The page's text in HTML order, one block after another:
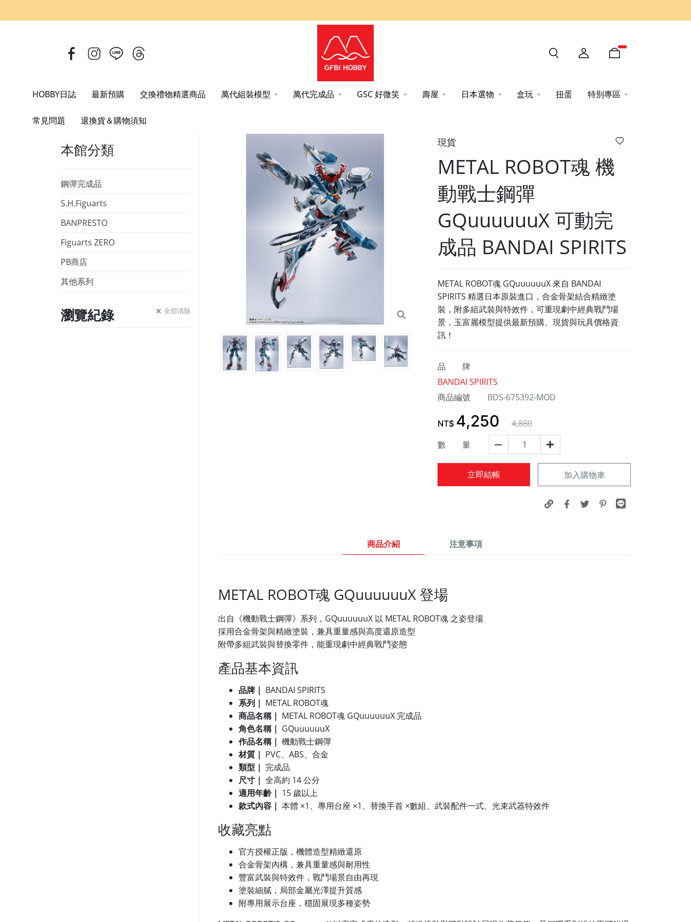
HOBBY日誌 最新預購 交換禮物精選商品 萬代組裝模型 萬代完成品 GSC 好微笑 壽屋 日本選物 盒玩 扭蛋 特別專區
常見問題 退換貨＆購物須知
Home 萬代完成品 METAL ROBOT魂機動戰士鋼彈 GQuuuuuuX 可動完成品 BANDAI SPIRITS
本館分類
鋼彈完成品
S.H.Figuarts
BANPRESTO
Figuarts ZERO
PB商店
其他系列
瀏覽紀錄 全部清除
現貨
METAL ROBOT魂 機
動戰士鋼彈
GQuuuuuuX 可動完
成品 BANDAI SPIRITS
METAL ROBOT魂 GQuuuuuuX 來自 BANDAI
SPIRITS 精選日本原裝進口，合金骨架結合精緻塗
裝，附多組武裝與特效件，可重現劇中經典戰鬥場
景，玉富麗模型提供最新預購、現貨與玩具價格資
訊！
品 牌
BANDAI SPIRITS
商品編號
BDS-675392-MOD
NT$ 4,250
4,880
數 量
立即結帳 加入購物車
商品介紹 注意事項
METAL ROBOT魂 GQuuuuuuX 登場
出自《機動戰士鋼彈》系列，GQuuuuuuX 以 METAL ROBOT魂 之姿登場
採用合金骨架與精緻塗裝，兼具重量感與高度還原造型
附帶多組武裝與替換零件，能重現劇中經典戰鬥姿態
產品基本資訊
品牌｜ BANDAI SPIRITS
系列｜ METAL ROBOT魂
商品名稱｜ METAL ROBOT魂 GQuuuuuuX 完成品
角色名稱｜ GQuuuuuuX
作品名稱｜ 機動戰士鋼彈
材質｜ PVC、ABS、合金
類型｜ 完成品
尺寸｜ 全高約 14 公分
適用年齡｜ 15 歲以上
款式內容｜ 本體 ×1、專用台座 ×1、替換手首 ×數組、武裝配件一式、光束武器特效件
收藏亮點
官方授權正版，機體造型精緻還原
合金骨架內構，兼具重量感與耐用性
豐富武裝與特效件，戰鬥場景自由再現
塗裝細膩，局部金屬光澤提升質感
附專用展示台座，穩固展現多種姿勢